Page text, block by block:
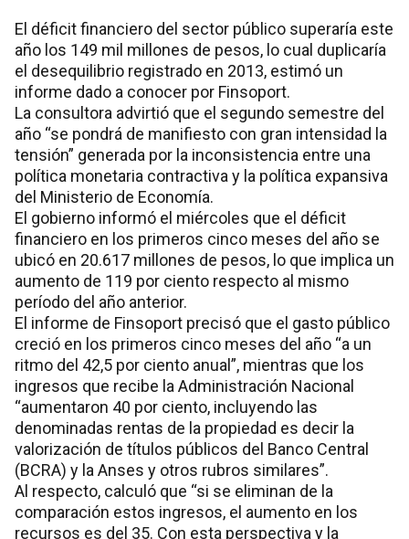
El déficit financiero del sector público superaría este
año los 149 mil millones de pesos, lo cual duplicaría
el desequilibrio registrado en 2013, estimó un
informe dado a conocer por Finsoport.
La consultora advirtió que el segundo semestre del
año “se pondrá de manifiesto con gran intensidad la
tensión” generada por la inconsistencia entre una
política monetaria contractiva y la política expansiva
del Ministerio de Economía.
El gobierno informó el miércoles que el déficit
financiero en los primeros cinco meses del año se
ubicó en 20.617 millones de pesos, lo que implica un
aumento de 119 por ciento respecto al mismo
período del año anterior.
El informe de Finsoport precisó que el gasto público
creció en los primeros cinco meses del año “a un
ritmo del 42,5 por ciento anual”, mientras que los
ingresos que recibe la Administración Nacional
“aumentaron 40 por ciento, incluyendo las
denominadas rentas de la propiedad es decir la
valorización de títulos públicos del Banco Central
(BCRA) y la Anses y otros rubros similares”.
Al respecto, calculó que “si se eliminan de la
comparación estos ingresos, el aumento en los
recursos es del 35. Con esta perspectiva y la